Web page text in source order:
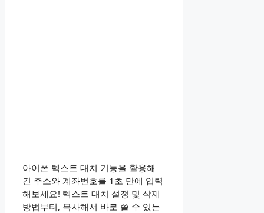
아이폰 텍스트 대치 기능을 활용해
긴 주소와 계좌번호를 1초 만에 입력
해보세요! 텍스트 대치 설정 및 삭제
방법부터, 복사해서 바로 쓸 수 있는